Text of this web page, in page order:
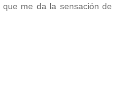
me da la sensación de